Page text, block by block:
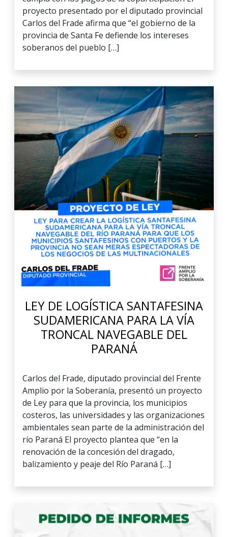
proyecto presentado por el diputado provincial
Carlos del Frade afirma que “el gobierno de la
provincia de Santa Fe defiende los intereses
soberanos del pueblo […]
LEY DE LOGÍSTICA SANTAFESINA
SUDAMERICANA PARA LA VÍA
TRONCAL NAVEGABLE DEL
PARANÁ
Carlos del Frade, diputado provincial del Frente
Amplio por la Soberanía, presentó un proyecto
de Ley para que la provincia, los municipios
costeros, las universidades y las organizaciones
ambientales sean parte de la administración del
río Paraná El proyecto plantea que “en la
renovación de la concesión del dragado,
balizamiento y peaje del Río Paraná […]